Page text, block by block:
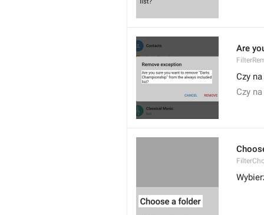
Are
Czy
Czy